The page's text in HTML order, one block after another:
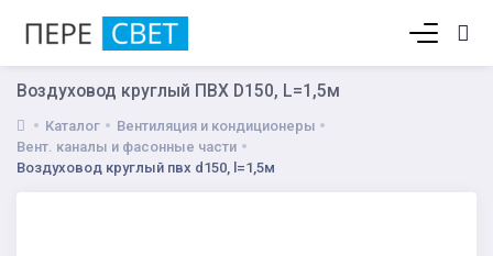
Воздуховод круглый ПВХ D150, L=1,5м
Каталог
Вентиляция и кондиционеры
Вент. каналы и фасонные части
Воздуховод круглый пвх d150, l=1,5м